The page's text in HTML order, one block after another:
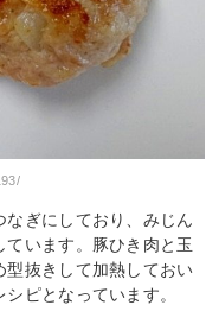
ぎにしており、みじん
います。豚ひき肉と玉
型抜きして加熱しておい
ピとなっています。